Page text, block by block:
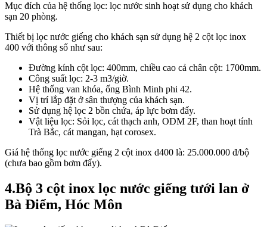
Mục đích của hệ thống lọc: lọc nước sinh hoạt sử dụng cho khách
sạn 20 phòng.
Thiết bị lọc nước giếng cho khách sạn sử dụng hệ 2 cột lọc inox
400 với thông số như sau:
Đường kính cột lọc: 400mm, chiều cao cả chân cột: 1700mm.
Công suất lọc: 2-3 m3/giờ.
Hệ thống van khóa, ống Bình Minh phi 42.
Vị trí lắp đặt ở sân thượng của khách sạn.
Sử dụng hệ lọc 2 bồn chứa, áp lực bơm đẩy.
Vật liệu lọc: Sỏi lọc, cát thạch anh, ODM 2F, than hoạt tính
Trà Bắc, cát mangan, hạt corosex.
Giá hệ thống lọc nước giếng 2 cột inox d400 là: 25.000.000 đ/bộ
(chưa bao gồm bơm đẩy).
4.Bộ 3 cột inox lọc nước giếng tưới lan ở
Bà Điểm, Hóc Môn